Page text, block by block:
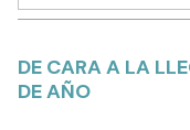
DE CARA A LA
DE AÑO